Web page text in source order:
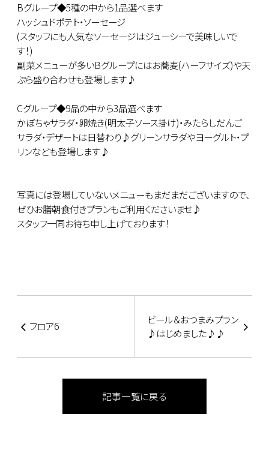
Bグループ◆5種の中から1品選べます
ハッシュドポテト・ソーセージ
(スタッフにも人気なソーセージはジューシーで美味しいで
す！)
副菜メニューが多いBグループにはお蕎麦(ハーフサイズ)や天
ぷら盛り合わせも登場します♪
Cグループ◆9品の中から3品選べます
かぼちゃサラダ・卵焼き(明太子ソース掛け)・みたらしだんご
サラダ・デザートは日替わり♪グリーンサラダやヨーグルト・プ
リンなども登場します♪
写真には登場していないメニューもまだまだございますので、
ぜひお膳朝食付きプランもご利用くださいませ♪
スタッフ一同お待ち申し上げております！
フロア6
ビール＆おつまみプラン
♪はじめました♪♪
記事一覧に戻る